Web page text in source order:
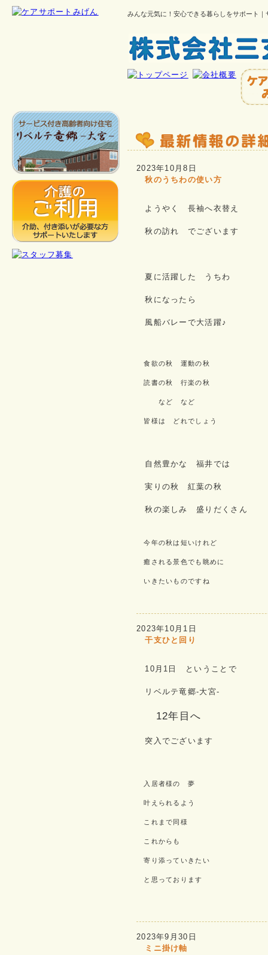
みんな元気に！安心できる暮らしをサポート
2023年10月8日
秋のうちわの使い方
ようやく 長袖へ衣替え
秋の訪れ でございます
夏に活躍した うちわ
秋になったら
風船バレーで大活躍♪
食欲の秋 運動の秋
読書の秋 行楽の秋
など など
皆様は どれでしょう
自然豊かな 福井では
実りの秋 紅葉の秋
秋の楽しみ 盛りだくさん
今年の秋は短いけれど
癒される景色でも眺めに
いきたいものですね
2023年10月1日
干支ひと回り
10月1日 ということで
リベルテ竜郷-大宮-
12年目へ
突入でございます
入居者様の 夢
叶えられるよう
これまで同様
これからも
寄り添っていきたい
と思っております
2023年9月30日
ミニ掛け軸